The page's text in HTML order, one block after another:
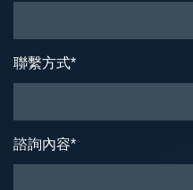
聯繫方式*
諮詢內容*